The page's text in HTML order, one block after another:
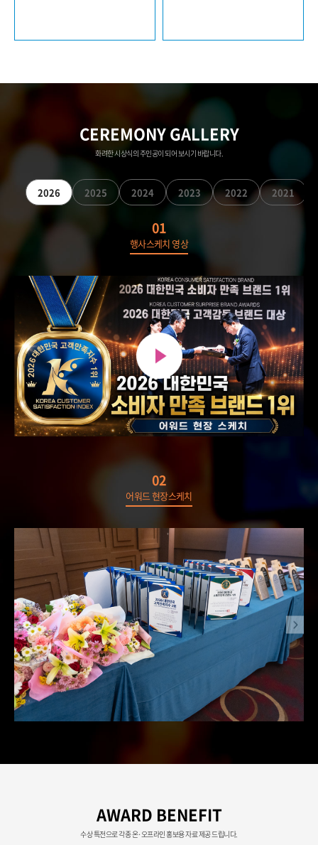
CEREMONY GALLERY
화려한 시상식의 주인공이 되어 보시기 바랍니다.
2026 2025 2024 2023 2022 2021
01
행사스케치 영상
02
어워드 현장스케치
AWARD BENEFIT
수상 특전으로 각종 온·오프라인 홍보용 자료 제공 드립니다.